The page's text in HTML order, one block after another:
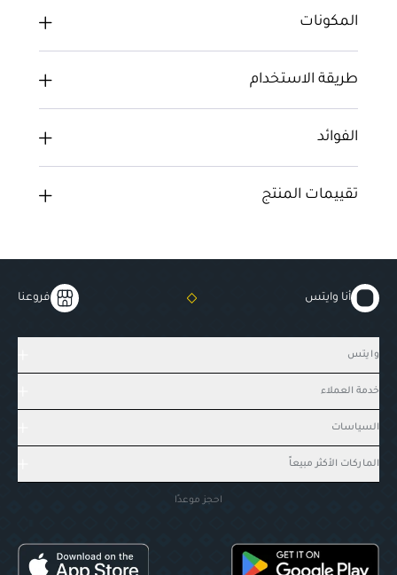
المكونات
طريقة الاستخدام
الفوائد
تقييمات المنتج
أنا وايتس فروعنا
وايتس
خدمة العملاء
السياسات
الماركات الأكثر مبيعاً
احجز موعدًا